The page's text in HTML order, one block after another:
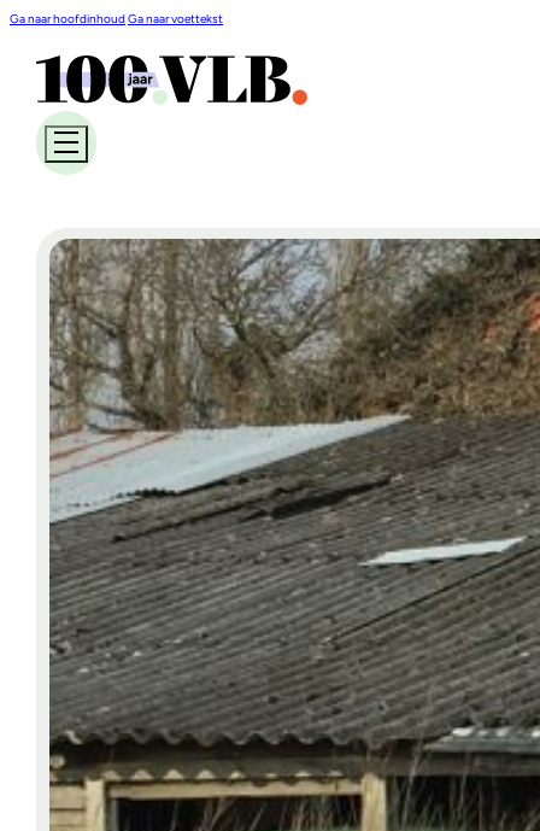
Ga naar hoofdinhoudGa naar voettekst